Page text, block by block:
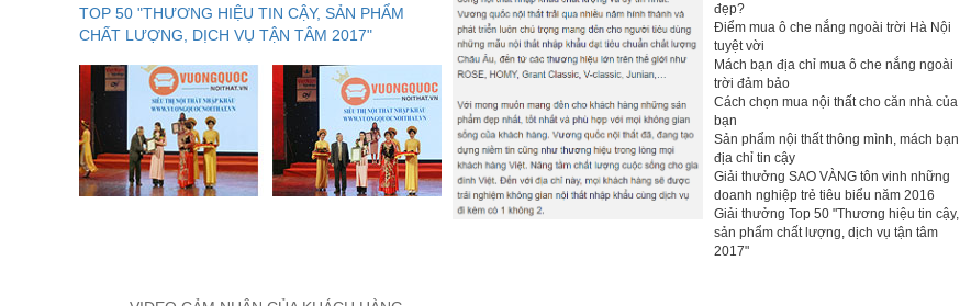
Xem ngay:Chuyên gia giải đáp: Nên chọn bàn ăn mặt đá hay gỗ là chuẩn nhất?
Với những đặc điểm nổi bật như vậy, Bộ bàn ghế ăn hiện đại mặt đá màu băng trắng D3638 chắc chắn sẽ là sự lựa
chọn hoàn hảo cho không gian ăn uống của gia đình bạn. Hãy đến với chúng tôi và trải nghiệm sản phẩm này để cảm
TOP 50 "THƯƠNG HIỆU TIN CẬY, SẢN PHẨM
CHẤT LƯỢNG, DỊCH VỤ TẬN TÂM 2017"
đẹp?
Điểm mua ô che nắng ngoài trời Hà Nội
tuyệt vời
Mách bạn địa chỉ mua ô che nắng ngoài
trời đảm bảo
Cách chọn mua nội thất cho căn nhà của
bạn
Sản phẩm nội thất thông mình, mách bạn
địa chỉ tin cậy
Giải thưởng SAO VÀNG tôn vinh những
doanh nghiệp trẻ tiêu biểu năm 2016
Giải thưởng Top 50 "Thương hiệu tin cậy,
sản phẩm chất lượng, dịch vụ tận tâm
2017"